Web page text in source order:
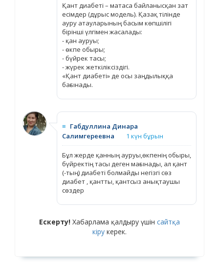
Қант диабеті – матаса байланысқан зат
есімдер (дұрыс модель). Қазақ тілінде
ауру атауларының басым көпшілігі
бірінші үлгімен жасалады:
- қан ауруы;
- өкпе обыры;
- бүйрек тасы;
- жүрек жеткіліксіздігі.
«Қант диабеті» де осы заңдылыққа
бағынады.
≡ Габдуллина Динара
Салимгереевна
1 күн бұрын
Бұл жерде қанның ауруы,өкпенің обыры,
бүйректің тасы деген мағынады, ал қант
(-тың) диабеті болмайды негізгі сөз
диабет , қантты, қантсыз анықтаушы
сөздер
Ескерту! Хабарлама қалдыру үшін сайтқа
кіру керек.